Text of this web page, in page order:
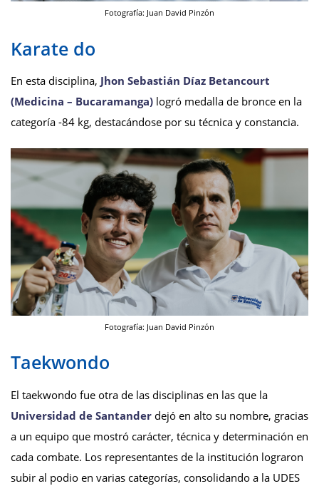
Fotografía: Juan David Pinzón
Karate do
En esta disciplina, Jhon Sebastián Díaz Betancourt
(Medicina – Bucaramanga) logró medalla de bronce en la
categoría -84 kg, destacándose por su técnica y constancia.
Fotografía: Juan David Pinzón
Taekwondo
El taekwondo fue otra de las disciplinas en las que la
Universidad de Santander dejó en alto su nombre, gracias
a un equipo que mostró carácter, técnica y determinación en
cada combate. Los representantes de la institución lograron
subir al podio en varias categorías, consolidando a la UDES